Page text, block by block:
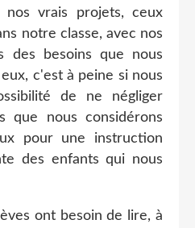
vrais projets, ceux
notre classe, avec nos
des besoins que nous
c'est à peine si nous
de ne négliger
que nous considérons
pour une instruction
des enfants qui nous
ont besoin de lire, à